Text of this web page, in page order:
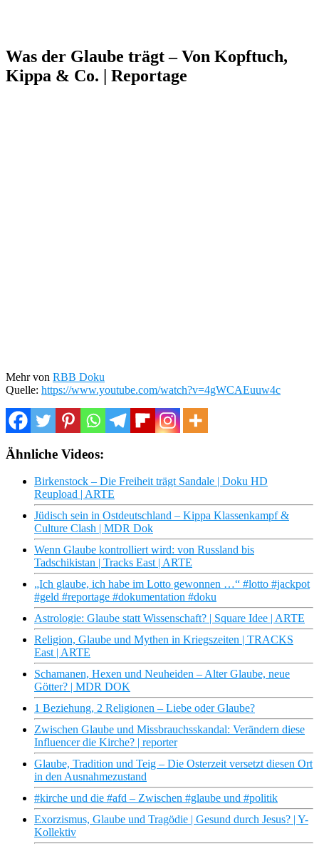
Was der Glaube trägt – Von Kopftuch,
Kippa & Co. | Reportage
Mehr von RBB Doku
Quelle: https://www.youtube.com/watch?v=4gWCAEuuw4c
Ähnliche Videos:
Birkenstock – Die Freiheit trägt Sandale | Doku HD
Reupload | ARTE
Jüdisch sein in Ostdeutschland – Kippa Klassenkampf &
Culture Clash | MDR Dok
Wenn Glaube kontrolliert wird: von Russland bis
Tadschikistan | Tracks East | ARTE
„Ich glaube, ich habe im Lotto gewonnen …“ #lotto #jackpot
#geld #reportage #dokumentation #doku
Astrologie: Glaube statt Wissenschaft? | Square Idee | ARTE
Religion, Glaube und Mythen in Kriegszeiten | TRACKS
East | ARTE
Schamanen, Hexen und Neuheiden – Alter Glaube, neue
Götter? | MDR DOK
1 Beziehung, 2 Religionen – Liebe oder Glaube?
Zwischen Glaube und Missbrauchsskandal: Verändern diese
Influencer die Kirche? | reporter
Glaube, Tradition und Teig – Die Osterzeit versetzt diesen Ort
in den Ausnahmezustand
#kirche und die #afd – Zwischen #glaube und #politik
Exorzismus, Glaube und Tragödie | Gesund durch Jesus? | Y-
Kollektiv